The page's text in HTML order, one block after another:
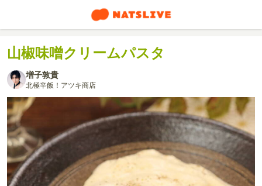
山椒味噌クリームパスタ
増子敦貴
北極辛飯！アツキ商店